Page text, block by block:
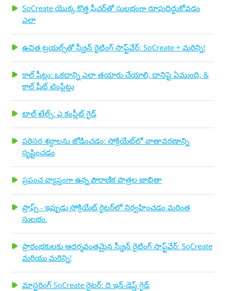
SoCreate యొక్క కొత్త ఫీచర్‌తో సులభంగా రూపుదిద్దుకోవడం
ఎలా
ఉచిత ట్రయల్స్‌తో స్క్రీన్ రైటింగ్ సాఫ్ట్‌వేర్: SoCreate + మరిన్ని!
కాల్ షీట్లు: ఒకదాన్ని ఎలా తయారు చేయాలి, దానిపై ఏముంది, &
కాల్ షీట్ టెంప్లేట్లు
టాల్ టేల్స్: ఎ కంప్లీట్ గైడ్
పరిసర శబ్దాలను జోడించడం: సోక్రియేట్‌లో వాతావరణాన్ని
సృష్టించడం
ప్రపంచ వ్యాప్తంగా ఉన్న పౌరాణిక పాత్రల జాబితా
ప్రాప్స్ - ఇప్పుడు సోక్రియేట్ రైటర్‌లో నిర్వహించడం మరింత
సులభం.
ప్రారంభకులకు ఆదర్శవంతమైన స్క్రీన్ రైటింగ్ సాఫ్ట్‌వేర్: SoCreate
మరియు మరిన్ని!
మాస్టరింగ్ SoCreate రైటర్: ది ఇన్-డెప్త్ గైడ్